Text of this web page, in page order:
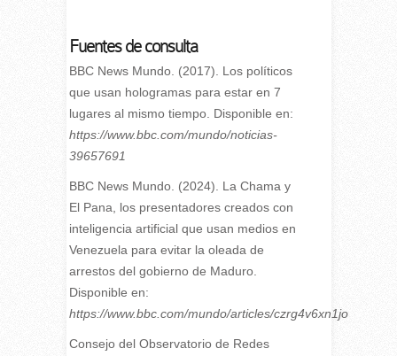
Fuentes de consulta
BBC News Mundo. (2017). Los políticos
que usan hologramas para estar en 7
lugares al mismo tiempo. Disponible en:
https://www.bbc.com/mundo/noticias-
39657691
BBC News Mundo. (2024). La Chama y
El Pana, los presentadores creados con
inteligencia artificial que usan medios en
Venezuela para evitar la oleada de
arrestos del gobierno de Maduro.
Disponible en:
https://www.bbc.com/mundo/articles/czrg4v6xn1jo
Consejo del Observatorio de Redes